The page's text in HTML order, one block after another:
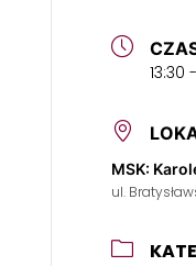
13:30
MSK:
ul.